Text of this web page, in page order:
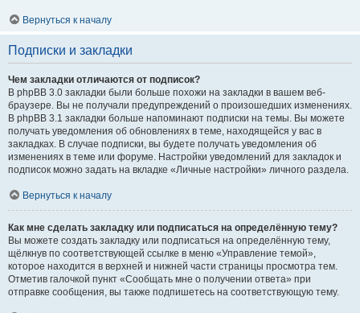
Вернуться к началу
Подписки и закладки
Чем закладки отличаются от подписок?
В phpBB 3.0 закладки были больше похожи на закладки в вашем веб-
браузере. Вы не получали предупреждений о произошедших изменениях.
В phpBB 3.1 закладки больше напоминают подписки на темы. Вы можете
получать уведомления об обновлениях в теме, находящейся у вас в
закладках. В случае подписки, вы будете получать уведомления об
изменениях в теме или форуме. Настройки уведомлений для закладок и
подписок можно задать на вкладке «Личные настройки» личного раздела.
Вернуться к началу
Как мне сделать закладку или подписаться на определённую тему?
Вы можете создать закладку или подписаться на определённую тему,
щёлкнув по соответствующей ссылке в меню «Управление темой»,
которое находится в верхней и нижней части страницы просмотра тем.
Отметив галочкой пункт «Сообщать мне о получении ответа» при
отправке сообщения, вы также подпишетесь на соответствующую тему.